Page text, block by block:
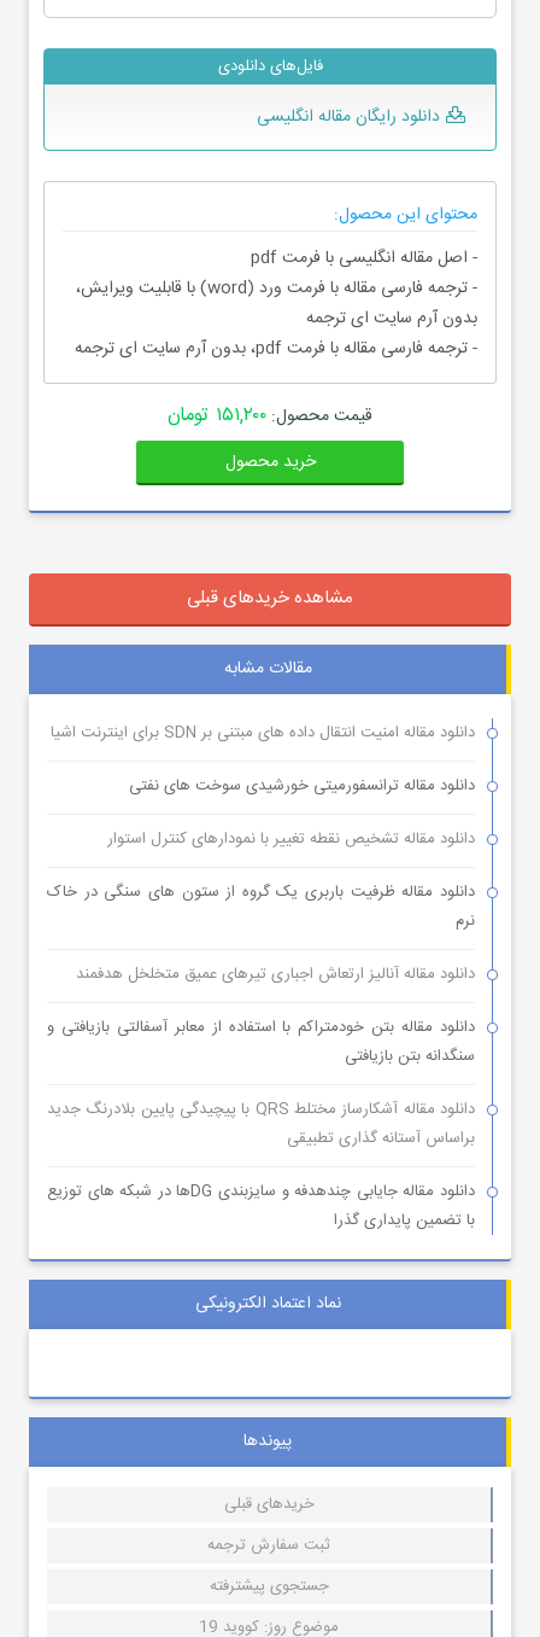
فایل‌های دانلودی
دانلود رایگان مقاله انگلیسی
محتوای این محصول:
- اصل مقاله انگلیسی با فرمت pdf
- ترجمه فارسی مقاله با فرمت ورد (word) با قابلیت ویرایش،
بدون آرم سایت ای ترجمه
- ترجمه فارسی مقاله با فرمت pdf، بدون آرم سایت ای ترجمه
قیمت محصول: ۱۵۱,۲۰۰ تومان
خرید محصول
مشاهده خریدهای قبلی
مقالات مشابه
دانلود مقاله امنیت انتقال داده های مبتنی بر SDN برای اینترنت اشیا
دانلود مقاله ترانسفورمیتی خورشیدی سوخت های نفتی
دانلود مقاله تشخیص نقطه تغییر با نمودارهای کنترل استوار
دانلود مقاله ظرفیت باربری یک گروه از ستون های سنگی در خاک
نرم
دانلود مقاله آنالیز ارتعاش اجباری تیرهای عمیق متخلخل هدفمند
دانلود مقاله بتن خودمتراکم با استفاده از معابر آسفالتی بازیافتی و
سنگدانه بتن بازیافتی
دانلود مقاله آشکارساز مختلط QRS با پیچیدگی پایین بلادرنگ جدید
براساس آستانه گذاری تطبیقی
دانلود مقاله جایابی چندهدفه و سایزبندی DGها در شبکه های توزیع
با تضمین پایداری گذرا
نماد اعتماد الکترونیکی
پیوندها
خریدهای قبلی
ثبت سفارش ترجمه
جستجوی پیشترفته
موضوع روز: کووید 19